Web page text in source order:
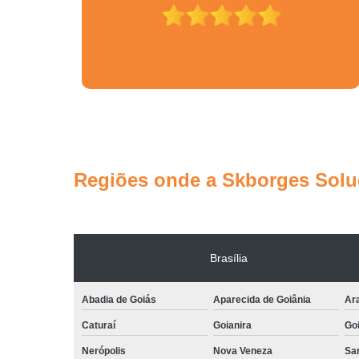
Regiões onde a Skborges
Brasília
Abadia de Goiás Aparecida de Goiânia
Caturaí Goianira
Nerópolis Nova Veneza